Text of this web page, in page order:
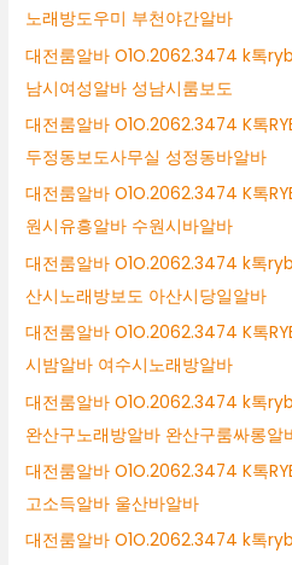
노래방도우미 부천야간알바
대전룸알바 O1O.2062.3474 k톡
남시여성알바 성남시룸보도
대전룸알바 O1O.2062.3474 K톡
두정동보도사무실 성정동바알바
대전룸알바 O1O.2062.3474 K톡
원시유흥알바 수원시바알바
대전룸알바 O1O.2062.3474 k톡
산시노래방보도 아산시당일알바
대전룸알바 O1O.2062.3474 K톡
시밤알바 여수시노래방알바
대전룸알바 O1O.2062.3474 k톡
완산구노래방알바 완산구룸싸롱알
대전룸알바 O1O.2062.3474 K톡
고소득알바 울산바알바
대전룸알바 O1O.2062.3474 k톡